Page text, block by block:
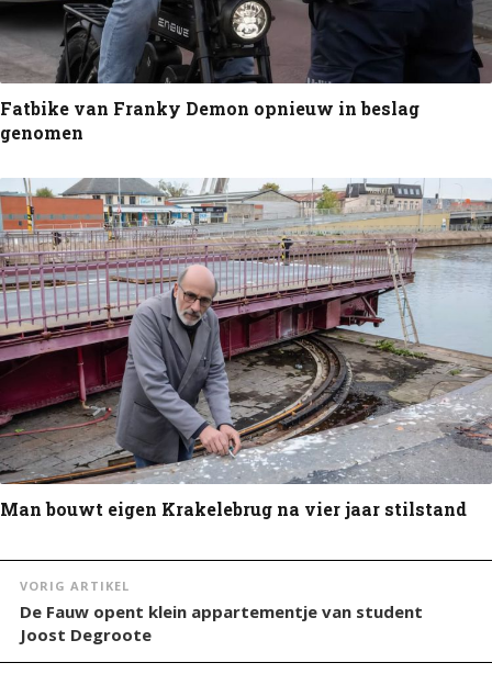
Fatbike van Franky Demon opnieuw in beslag
genomen
Man bouwt eigen Krakelebrug na vier jaar stilstand
VORIG ARTIKEL
De Fauw opent klein appartementje van student
Joost Degroote